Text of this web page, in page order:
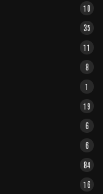
10
35
11
8
1
19
6
6
84
16